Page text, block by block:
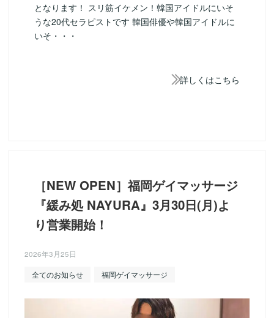
となります！ スリ筋イケメン！韓国アイドルにいそ
うな20代セラピストです 韓国俳優や韓国アイドルに
いそ・・・
詳しくはこちら
［NEW OPEN］福岡ゲイマッサージ
『緩み処 NAYURA』3月30日(月)よ
り営業開始！
2026年3月25日
全てのお知らせ
福岡ゲイマッサージ